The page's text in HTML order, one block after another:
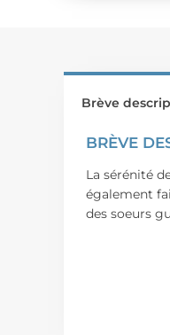
Brève
BRÈVE
La sérénité
également
des soeurs